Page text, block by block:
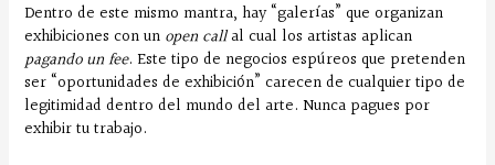
Dentro de este mismo mantra, hay “galerías” que organizan
exhibiciones con un open callal cual los artistas aplican
pagando un fee. Este tipo de negocios espúreos que pretenden
ser “oportunidades de exhibición” carecen de cualquier tipo de
legitimidad dentro del mundo del arte. Nunca pagues por
exhibir tu trabajo.